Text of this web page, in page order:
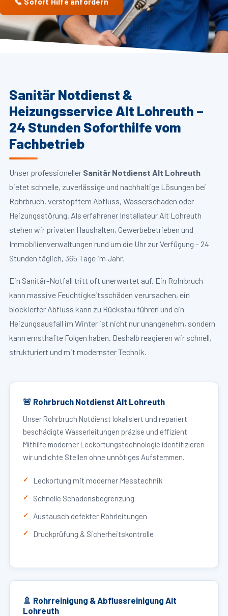
Sanitär Notdienst &
Heizungsservice Alt Lohreuth –
24 Stunden Soforthilfe vom
Fachbetrieb
Unser professioneller Sanitär Notdienst Alt Lohreuth
bietet schnelle, zuverlässige und nachhaltige Lösungen bei
Rohrbruch, verstopftem Abfluss, Wasserschaden oder
Heizungsstörung. Als erfahrener Installateur Alt Lohreuth
stehen wir privaten Haushalten, Gewerbebetrieben und
Immobilienverwaltungen rund um die Uhr zur Verfügung – 24
Stunden täglich, 365 Tage im Jahr.
Ein Sanitär-Notfall tritt oft unerwartet auf. Ein Rohrbruch
kann massive Feuchtigkeitsschäden verursachen, ein
blockierter Abfluss kann zu Rückstau führen und ein
Heizungsausfall im Winter ist nicht nur unangenehm, sondern
kann ernsthafte Folgen haben. Deshalb reagieren wir schnell,
strukturiert und mit modernster Technik.
🚨 Rohrbruch Notdienst Alt Lohreuth
Unser Rohrbruch Notdienst lokalisiert und repariert
beschädigte Wasserleitungen präzise und effizient.
Mithilfe moderner Leckortungstechnologie identifizieren
wir undichte Stellen ohne unnötiges Aufstemmen.
Leckortung mit moderner Messtechnik
Schnelle Schadensbegrenzung
Austausch defekter Rohrleitungen
Druckprüfung & Sicherheitskontrolle
🚿 Rohrreinigung & Abflussreinigung Alt
Lohreuth